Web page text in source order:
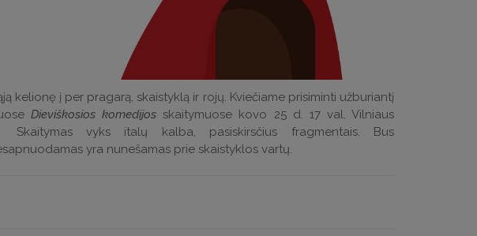
kelionę į per pragarą, skaistyklą ir rojų. Kviečiame prisiminti užburiantį
Dieviškosios komedijos skaitymuose kovo 25 d. 17 val. Vilniaus
vyks italų kalba, pasiskirsčius fragmentais. Bus
yra nunešamas prie skaistyklos vartų.